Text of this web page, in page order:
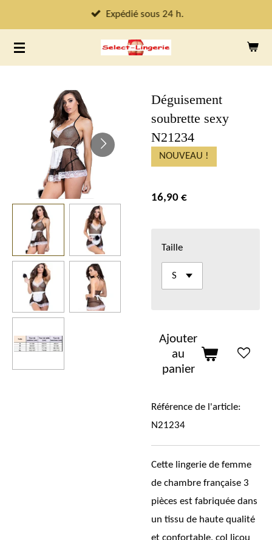
au
contenu
principal
Expédié sous 24 h.
Déguisement
soubrette sexy
N21234
NOUVEAU !
16,90 €
Taille
Ajouter
au
panier
Référence de l'article:
N21234
Cette lingerie de femme
de chambre française 3
pièces est fabriquée dans
un tissu de haute qualité
et confortable, col licou